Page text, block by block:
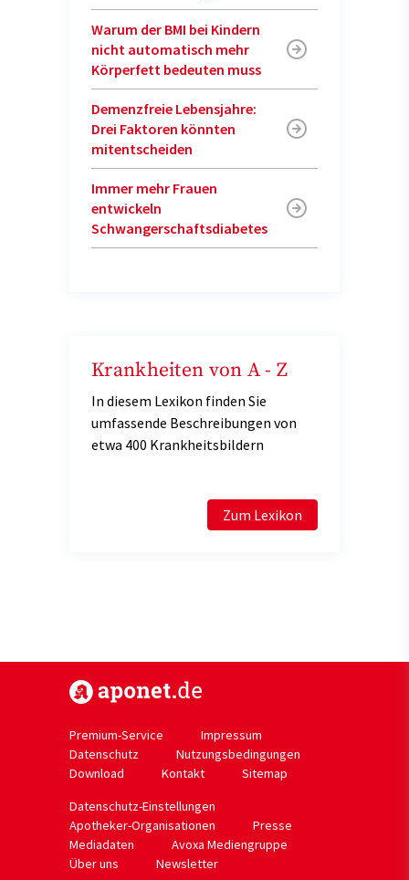
Warum der BMI bei Kindern
nicht automatisch mehr
Körperfett bedeuten muss
Demenzfreie Lebensjahre:
Drei Faktoren könnten
mitentscheiden
Immer mehr Frauen
entwickeln
Schwangerschaftsdiabetes
Krankheiten von A - Z
In diesem Lexikon finden Sie
umfassende Beschreibungen von
etwa 400 Krankheitsbildern
Zum Lexikon
Premium-Service
Impressum
Datenschutz
Nutzungsbedingungen
Download
Kontakt
Sitemap
Datenschutz-Einstellungen
Apotheker-Organisationen
Presse
Mediadaten
Avoxa Mediengruppe
Über uns
Newsletter